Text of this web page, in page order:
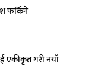
फर्किने
एकीकृत गरी नयाँ